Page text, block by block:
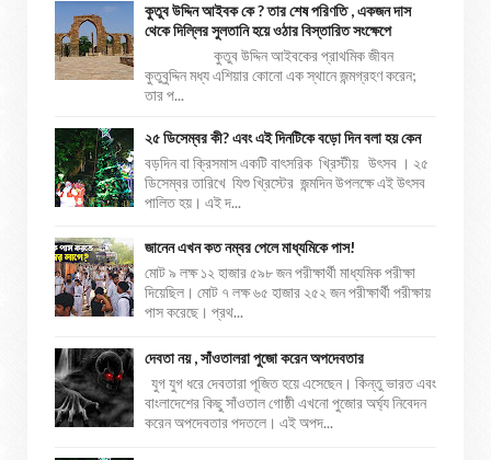
কুতুব উদ্দিন আইবক কে ? তার শেষ পরিণতি , একজন দাস
থেকে দিল্লির সুলতানি হয়ে ওঠার বিস্তারিত সংক্ষেপে
কুতুব উদ্দিন আইবকের প্রাথমিক জীবন
কুতুবুদ্দিন মধ্য এশিয়ার কোনো এক স্থানে জন্মগ্রহণ করেন;
তার প...
২৫ ডিসেম্বর কী? এবং এই দিনটিকে বড়ো দিন বলা হয় কেন
বড়দিন বা ক্রিসমাস একটি বাৎসরিক খ্রিস্টীয় উৎসব । ২৫
ডিসেম্বর তারিখে যিশু খ্রিস্টের জন্মদিন উপলক্ষে এই উৎসব
পালিত হয়। এই দ...
জানেন এখন কত নম্বর পেলে মাধ্যমিকে পাস!
মোট ৯ লক্ষ ১২ হাজার ৫৯৮ জন পরীক্ষার্থী মাধ্যমিক পরীক্ষা
দিয়েছিল। মোট ৭ লক্ষ ৬৫ হাজার ২৫২ জন পরীক্ষার্থী পরীক্ষায়
পাস করেছে। প্রথ...
দেবতা নয় , সাঁওতালরা পুজো করেন অপদেবতার
যুগ যুগ ধরে দেবতারা পূজিত হয়ে এসেছেন। কিন্তু ভারত এবং
বাংলাদেশের কিছু সাঁওতাল গোষ্ঠী এখনো পুজোর অর্ঘ্য নিবেদন
করেন অপদেবতার পদতলে। এই অপদ...